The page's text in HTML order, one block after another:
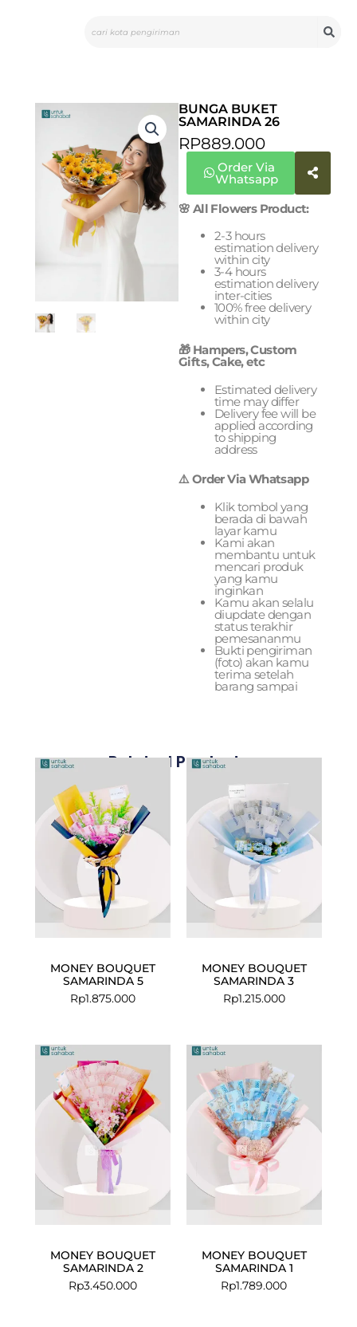
BUNGA BUKET
SAMARINDA 26
RP889.000
Order Via
Whatsapp
🌸 All Flowers Product:
2-3 hours
estimation delivery
within city
3-4 hours
estimation delivery
inter-cities
100% free delivery
within city
🎁 Hampers, Custom
Gifts, Cake, etc
Estimated delivery
time may differ
Delivery fee will be
applied according
to shipping
address
⚠️ Order Via Whatsapp
Klik tombol yang
berada di bawah
layar kamu
Kami akan
membantu untuk
mencari produk
yang kamu
inginkan
Kamu akan selalu
diupdate dengan
status terakhir
pemesananmu
Bukti pengiriman
(foto) akan kamu
terima setelah
barang sampai
Related Products
MONEY BOUQUET
SAMARINDA 5
Rp1.875.000
MONEY BOUQUET
SAMARINDA 3
Rp1.215.000
MONEY BOUQUET
SAMARINDA 2
Rp3.450.000
MONEY BOUQUET
SAMARINDA 1
Rp1.789.000